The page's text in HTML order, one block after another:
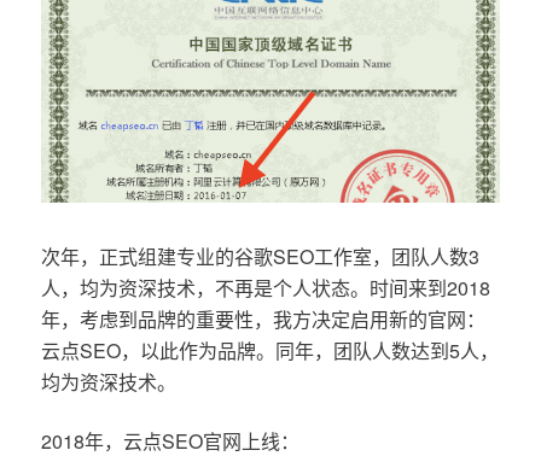
次年，正式组建专业的谷歌SEO工作室，团队人数3
人，均为资深技术，不再是个人状态。时间来到2018
年，考虑到品牌的重要性，我方决定启用新的官网：
云点SEO，以此作为品牌。同年，团队人数达到5人，
均为资深技术。
2018年，云点SEO官网上线：